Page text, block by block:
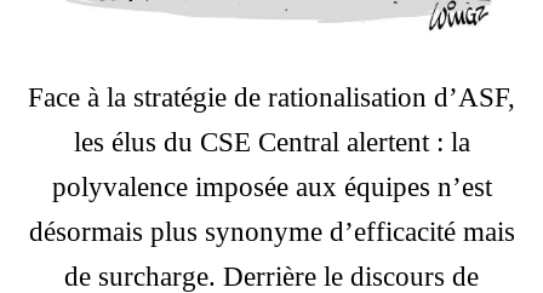
Face à la stratégie de rationalisation d’ASF,
les élus du CSE Central alertent : la
polyvalence imposée aux équipes n’est
désormais plus synonyme d’efficacité mais
de surcharge. Derrière le discours de